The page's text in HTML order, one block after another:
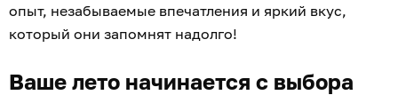
опыт, незабываемые впечатления и яркий вкус,
который они запомнят надолго!
Ваше лето начинается с выбора